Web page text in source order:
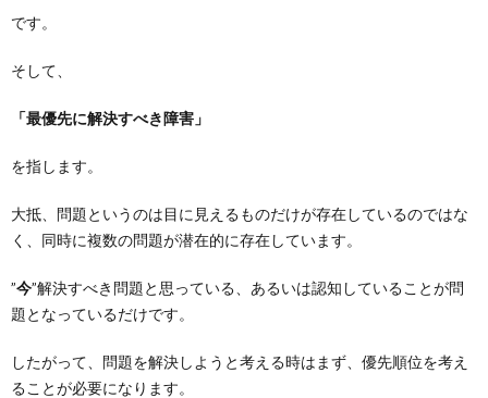
です。
そして、
「最優先に解決すべき障害」
を指します。
大抵、問題というのは目に見えるものだけが存在しているのではな
く、同時に複数の問題が潜在的に存在しています。
”今”解決すべき問題と思っている、あるいは認知していることが問
題となっているだけです。
したがって、問題を解決しようと考える時はまず、優先順位を考え
ることが必要になります。